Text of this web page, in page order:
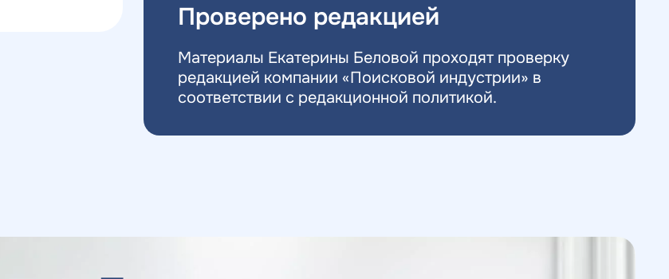
Проверено редакцией
Материалы Екатерины Беловой проходят проверку
редакцией компании «Поисковой индустрии» в
соответствии с редакционной политикой.